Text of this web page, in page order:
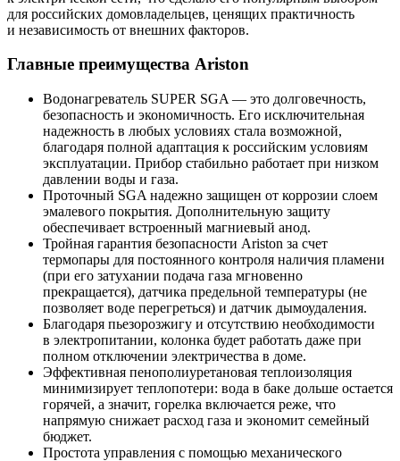
для российских домовладельцев, ценящих практичность
и независимость от внешних факторов.
Главные преимущества Ariston
Водонагреватель SUPER SGA — это долговечность,
безопасность и экономичность. Его исключительная
надежность в любых условиях стала возможной,
благодаря полной адаптация к российским условиям
эксплуатации. Прибор стабильно работает при низком
давлении воды и газа.
Проточный SGA надежно защищен от коррозии слоем
эмалевого покрытия. Дополнительную защиту
обеспечивает встроенный магниевый анод.
Тройная гарантия безопасности Ariston за счет
термопары для постоянного контроля наличия пламени
(при его затухании подача газа мгновенно
прекращается), датчика предельной температуры (не
позволяет воде перегреться) и датчик дымоудаления.
Благодаря пьезорозжигу и отсутствию необходимости
в электропитании, колонка будет работать даже при
полном отключении электричества в доме.
Эффективная пенополиуретановая теплоизоляция
минимизирует теплопотери: вода в баке дольше остается
горячей, а значит, горелка включается реже, что
напрямую снижает расход газа и экономит семейный
бюджет.
Простота управления с помощью механического